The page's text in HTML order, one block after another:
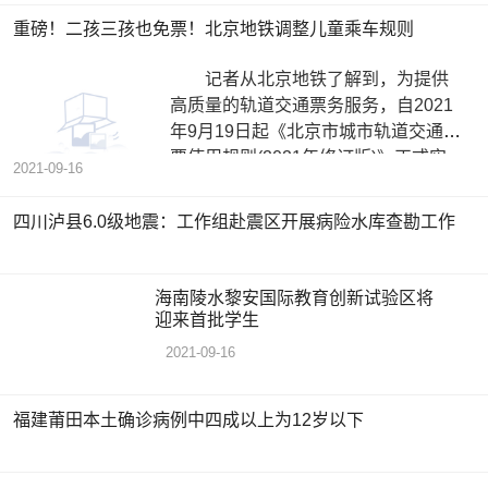
重磅！二孩三孩也免票！北京地铁调整儿童乘车规则
记者从北京地铁了解到，为提供
高质量的轨道交通票务服务，自2021
年9月19日起《北京市城市轨道交通车
票使用规则(2021年修订版)》正式实
2021-09-16
四川泸县6.0级地震：工作组赴震区开展病险水库查勘工作
海南陵水黎安国际教育创新试验区将
迎来首批学生
2021-09-16
福建莆田本土确诊病例中四成以上为12岁以下